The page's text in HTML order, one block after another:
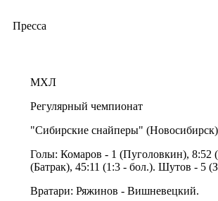
Пресса
МХЛ
Регулярный чемпионат
"Сибирские снайперы"
Голы: Комаров - 1 (Пуголовкин), 8:52
(Батрак), 45:11 (1:3 - бол.). Шутов - 5
Вратари: Ряжинов - Вишневецкий.